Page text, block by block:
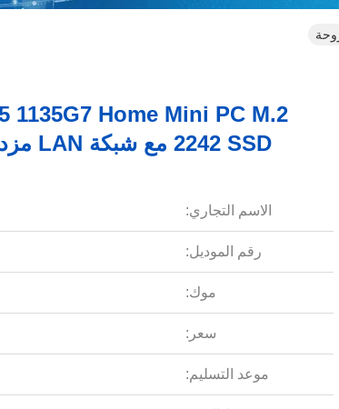
1135G7 Home Mini PC M.2
2242 SSD مع شبكة LAN مزدوجة ومروحة
الاسم التجاري:
رقم الموديل:
موك:
سعر:
موعد التسليم: